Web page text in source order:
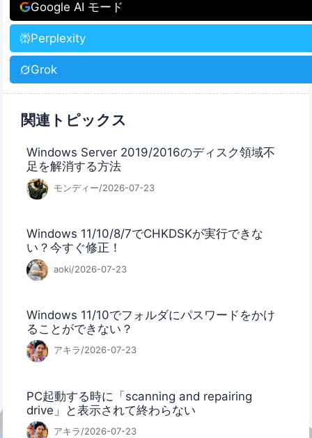
Google AI モード
Perplexity
Grok
関連トピックス
Windows Server 2019/2016のディスク領域不
足を解消する方法
モンディー/2026-07-23
Windows 11/10/8/7でCHKDSKが実行できな
い？今すぐ修正！
aoki/2026-07-23
Windows 11/10でフォルダにパスワードをかけ
ることができない？
アキラ/2026-07-23
PC起動する時に「scanning and repairing
drive」と表示されて終わらない
アキラ/2026-07-23